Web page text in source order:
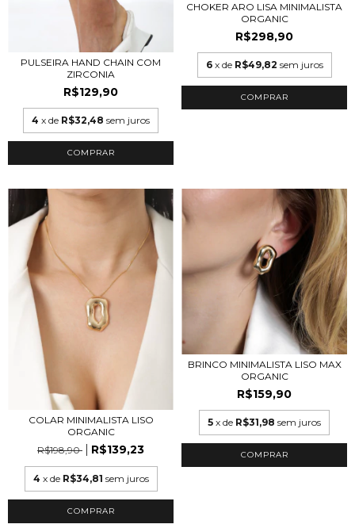
PULSEIRA HAND CHAIN COM
ZIRCONIA
R$129,90
4 x de R$32,48 sem juros
COMPRAR
CHOKER ARO LISA MINIMALISTA
ORGANIC
R$298,90
6 x de R$49,82 sem juros
COMPRAR
COLAR MINIMALISTA LISO
ORGANIC
R$198,90
R$139,23
4 x de R$34,81 sem juros
COMPRAR
BRINCO MINIMALISTA LISO MAX
ORGANIC
R$159,90
5 x de R$31,98 sem juros
COMPRAR